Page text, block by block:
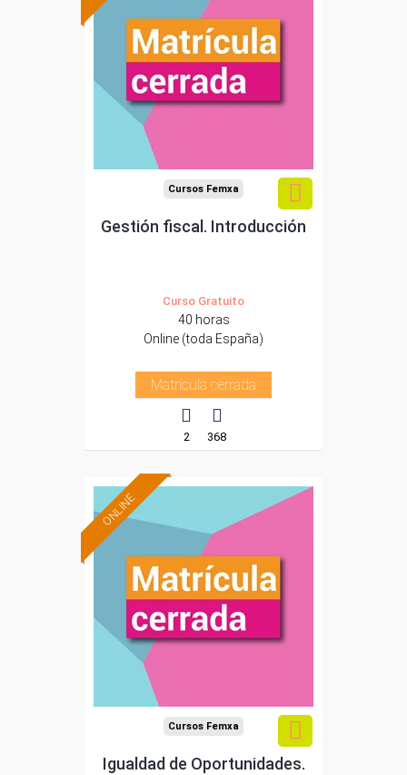
Cursos Femxa
Gestión fiscal. Introducción
Curso Gratuito
40 horas
Online (toda España)
Matrícula cerrada
2 368
ONLINE
Cursos Femxa
Igualdad de Oportunidades.